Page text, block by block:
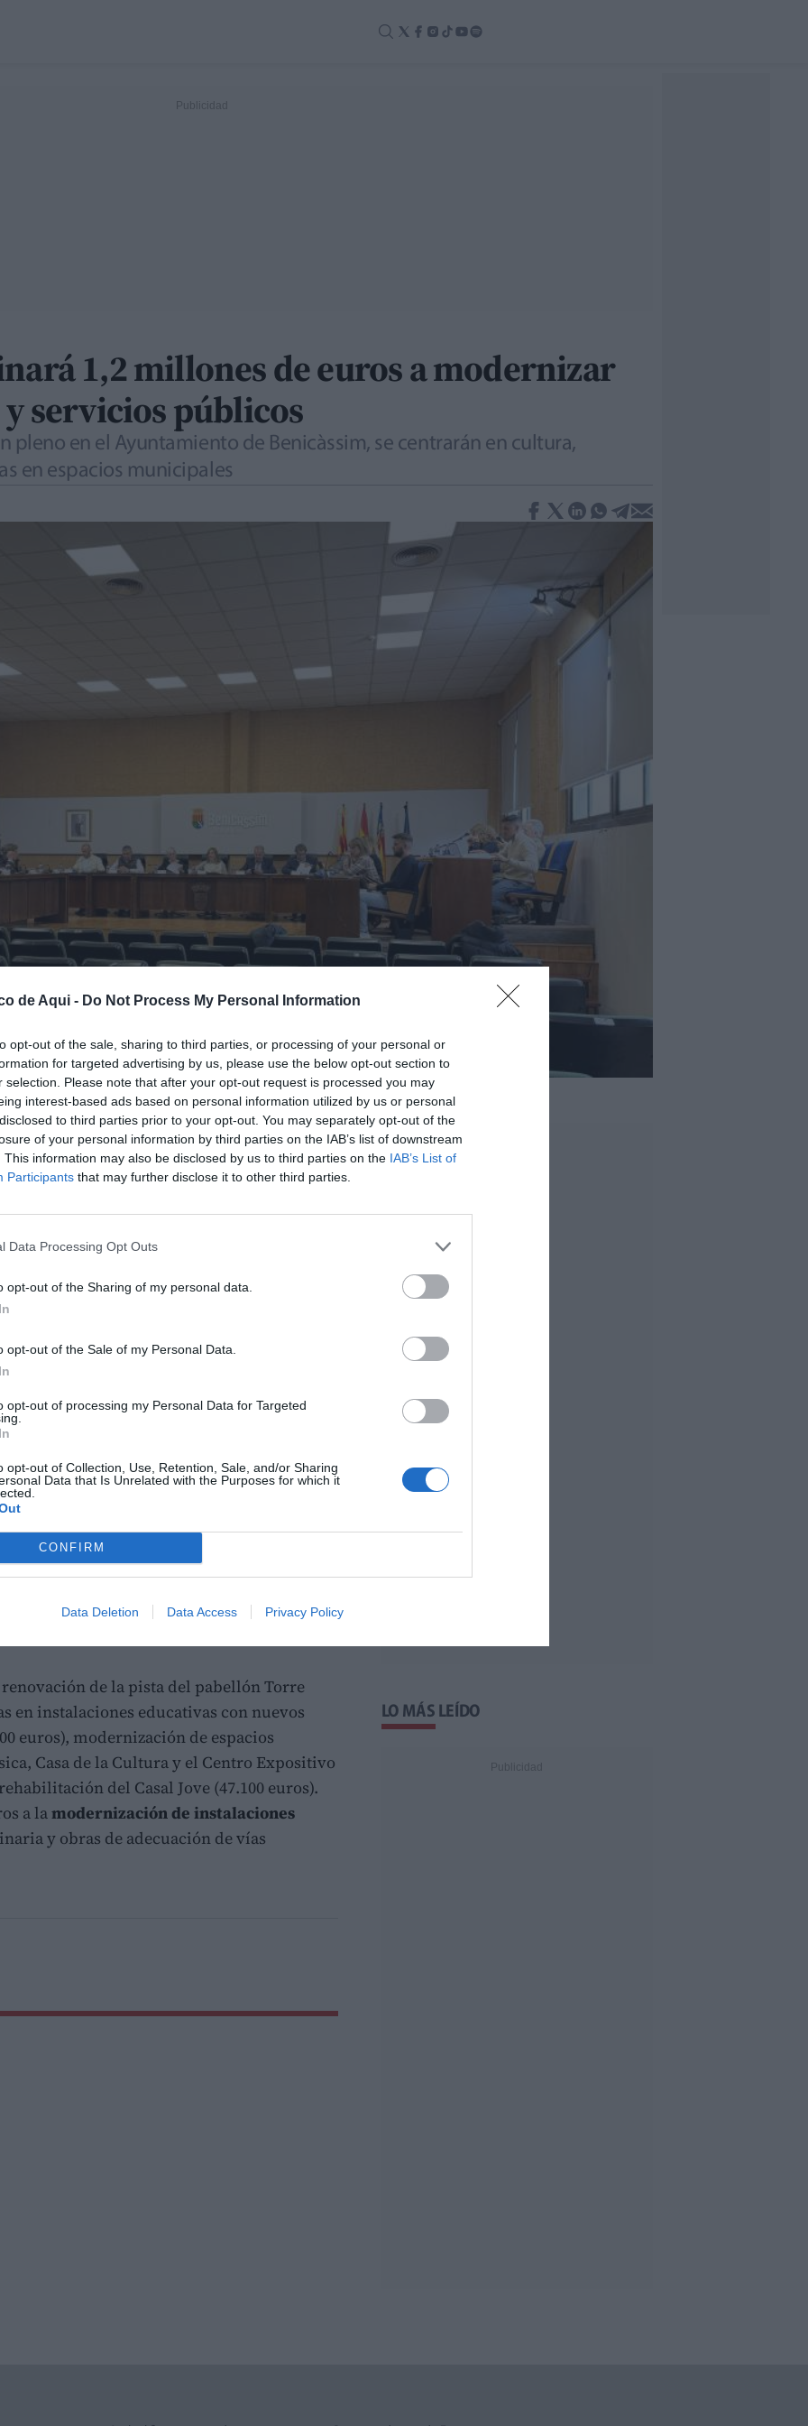
de Aqui - Do Not Process My Personal Information
opt-out of the sale, sharing to third parties, or processing of your personal or
for targeted advertising by us, please use the below opt-out section to
selection. Please note that after your opt-out request is processed you may
interest-based ads based on personal information utilized by us or personal
to third parties prior to your opt-out. You may separately opt-out of the
of your personal information by third parties on the IAB’s list of downstream
This information may also be disclosed by us to third parties on the IAB’s List of
Participants that may further disclose it to other third parties.
Data Processing Opt Outs
opt-out of the Sharing of my personal data.
opt-out of the Sale of my Personal Data.
opt-out of processing my Personal Data for Targeted
opt-out of Collection, Use, Retention, Sale, and/or Sharing
Data that Is Unrelated with the Purposes for which it
CONFIRM
Data Deletion Data Access Privacy Policy
1,2 millones de euros a modernizar
servicios públicos
pleno en el Ayuntamiento de Benicàssim, se centrarán en cultura,
en espacios municipales
fuente preferida de Google de forma gratuita.
aprobado la incorporación de remanentes
de 2026, con el objetivo de impulsar
y visitantes.
del grupo municipal Popular, VOX,
del concejal no adscrito. La alcaldesa,
cuentas saneadas permiten realizar
de vidacotidiana de la ciudadanía.
renovación de
y culturales, así como mejoras en playas,
El concejal de Hacienda, Arturo
refuerzan losservicios públicos
las instalaciones durante todo el año.
renovación de la pista del pabellón Torre
en instalaciones educativas con nuevos
euros), modernización de espacios
Casa de la Cultura y el Centro Expositivo
del Casal Jove (47.100 euros).
a lamodernización de instalaciones
y obras de adecuación de vías
LO MÁS LEÍDO